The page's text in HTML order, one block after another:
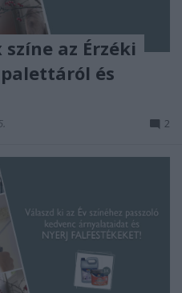
az Érzéki
és
2